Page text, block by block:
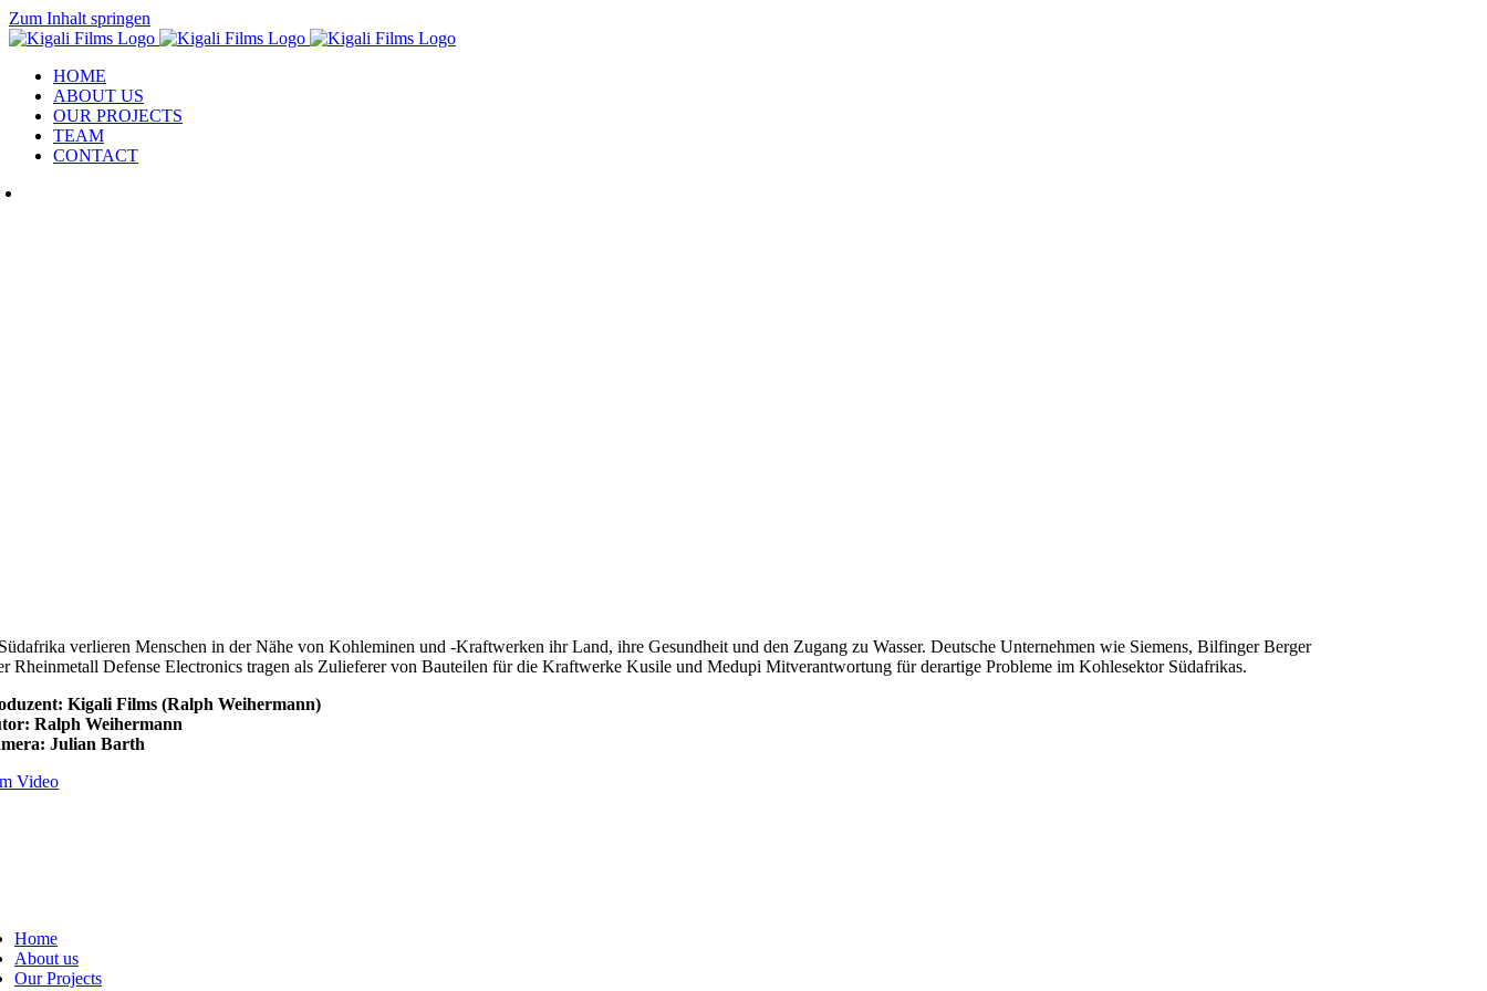
Zum Inhalt springen
HOME
ABOUT US
OUR PROJECTS
TEAM
CONTACT
verlieren Menschen in der Nähe von Kohleminen und -Kraftwerken ihr Land, ihre Gesundheit und den Zugang zu Wasser. Deutsche Unternehmen wie Siemens, Bilfinger Berger
Rheinmetall Defense Electronics tragen als Zulieferer von Bauteilen für die Kraftwerke Kusile und Medupi Mitverantwortung für derartige Probleme im Kohlesektor Südafrikas.
Kigali Films (Ralph Weihermann)
Ralph Weihermann
Julian Barth
Video
Home
About us
Our Projects